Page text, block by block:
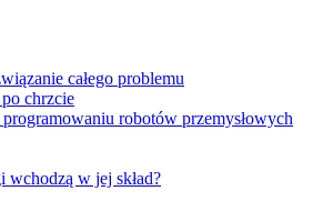
całego problemu
chrzcie
robotów przemysłowych
w jej skład?